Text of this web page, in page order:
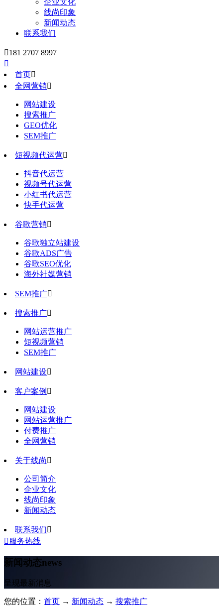
线尚印象
新闻动态
联系我们
181 2707 8997

首页
全网营销
网站建设
搜索推广
GEO优化
SEM推广
短视频代运营
抖音代运营
视频号代运营
小红书代运营
快手代运营
谷歌营销
谷歌独立站建设
谷歌ADS广告
谷歌SEO优化
海外社媒营销
SEM推广
搜索推广
网站运营推广
短视频营销
SEM推广
网站建设
客户案例 
网站建设
网站运营推广
付费推广
全网营销
关于线尚 
公司简介
企业文化
线尚印象
新闻动态
联系我们
 服务热线
新闻动态news
呈现最新消息
您的位置： 首页 → 新闻动态 → 搜索推广